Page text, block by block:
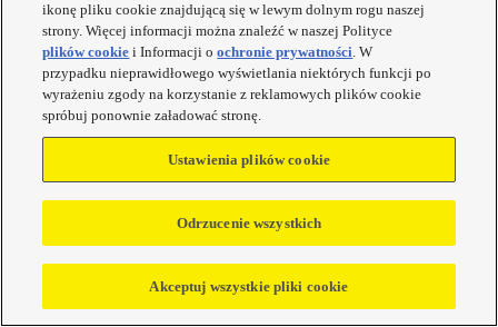
Tryby
gotowania
PORÓWNANIE
ikonę pliku cookie znajdującą się w lewym dolnym rogu naszej
strony. Więcej informacji można znaleźć w naszej Polityce
plików cookie i Informacji oochronie prywatności. W
przypadku nieprawidłowego wyświetlania niektórych funkcji po
wyrażeniu zgody na korzystanie z reklamowych plików cookie
spróbuj ponownie załadować stronę.
Ustawienia plików cookie
Odrzucenie wszystkich
Akceptuj wszystkie pliki cookie